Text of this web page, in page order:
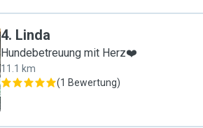
4. Linda
Hundebetreuung mit Herz❤️
11.1 km
(1 Bewertung)